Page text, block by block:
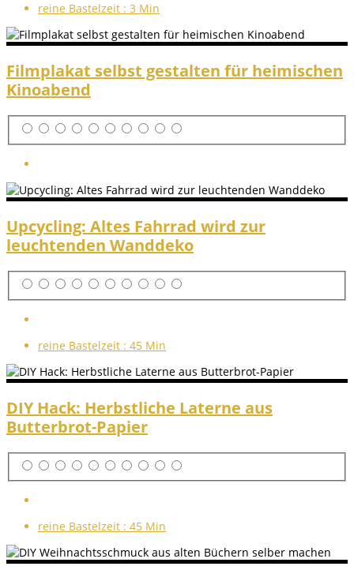
reine Bastelzeit : 3 Min
Filmplakat selbst gestalten für heimischen
Kinoabend
Upcycling: Altes Fahrrad wird zur
leuchtenden Wanddeko
reine Bastelzeit : 45 Min
DIY Hack: Herbstliche Laterne aus
Butterbrot-Papier
reine Bastelzeit : 45 Min